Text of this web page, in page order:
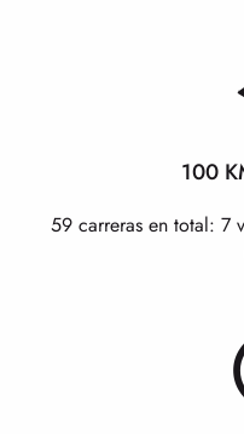
100
59 carreras en total: 7